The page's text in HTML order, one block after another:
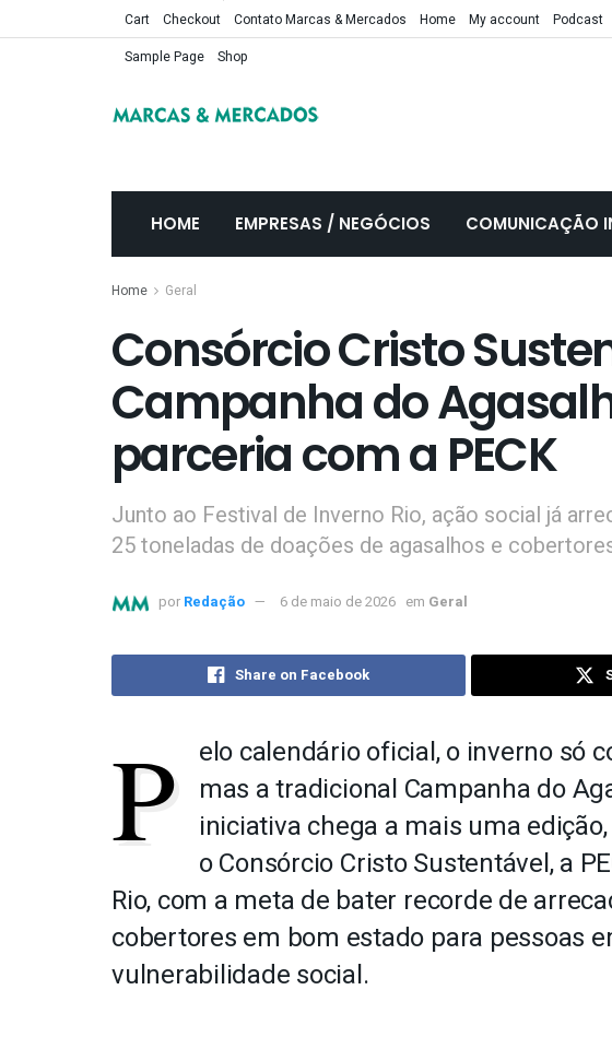
Cart Checkout Contato Marcas & Mercados Home My account Podcast
Sample Page
Shop
HOME EMPRESAS / NEGÓCIOS COMUNICAÇÃO
Home Geral
Consórcio Cristo
Campanha do
parceria com a PECK
Junto ao Festival de Inverno Rio, ação social já
25 toneladas de doações de agasalhos e
por Redação 6 de maio de 2026 em Geral
Share on Facebook
P
elo calendário oficial, o inverno só
mas a tradicional Campanha do
iniciativa chega a mais uma
o Consórcio Cristo Sustentável, a
Rio, com a meta de bater recorde de
cobertores em bom estado para pessoas
vulnerabilidade social.